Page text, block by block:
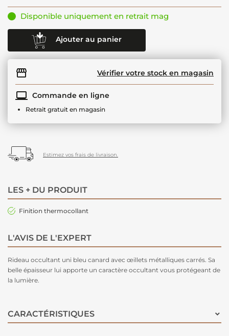
Disponible uniquement en retrait mag
Ajouter au panier
Vérifier votre stock en magasin
Commande en ligne
Retrait gratuit en magasin
Estimez vos frais de livraison.
LES + DU PRODUIT
Finition thermocollant
L'AVIS DE L'EXPERT
Rideau occultant uni bleu canard avec œillets métalliques carrés. Sa
belle épaisseur lui apporte un caractère occultant vous protégeant de
la lumière.
CARACTÉRISTIQUES